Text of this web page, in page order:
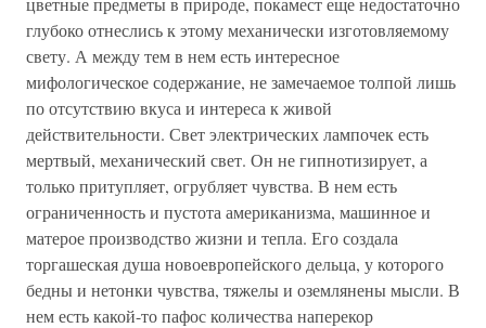
глубоко отнеслись к этому механически изготовляемому
свету. А между тем в нем есть интересное
мифологическое содержание, не замечаемое толпой лишь
по отсутствию вкуса и интереса к живой
действительности. Свет электрических лампочек есть
мертвый, механический свет. Он не гипнотизирует, а
только притупляет, огрубляет чувства. В нем есть
ограниченность и пустота американизма, машинное и
матерое производство жизни и тепла. Его создала
торгашеская душа новоевропейского дельца, у которого
бедны и нетонки чувства, тяжелы и оземлянены мысли. В
нем есть какой-то пафос количества наперекор